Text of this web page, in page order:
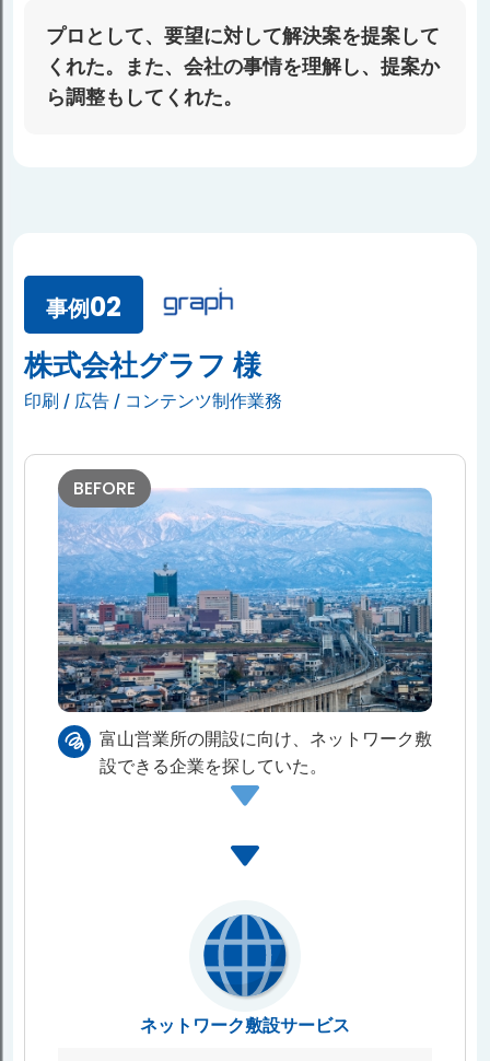
プロとして、要望に対して解決案を提案して
くれた。また、会社の事情を理解し、提案か
ら調整もしてくれた。
事例02
株式会社グラフ 様
印刷 / 広告 / コンテンツ制作業務
BEFORE
富⼭営業所の開設に向け、ネットワーク敷
設できる企業を探していた。
ネットワーク敷設サービス